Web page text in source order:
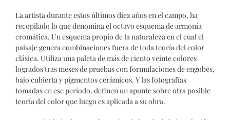
La artista durante estos últimos diez años en el campo, ha
recopilado lo que denomina el octavo esquema de armonía
cromática. Un esquema propio de la naturaleza en el cual el
paisaje genera combinaciones fuera de toda teoría del color
clásica. Utiliza una paleta de más de ciento veinte colores
logrados tras meses de pruebas con formulaciones de engobes,
bajo cubierta y pigmentos cerámicos. Y las fotografías
tomadas en ese período, definen un apunte sobre otra posible
teoría del color que luego es aplicada a su obra.